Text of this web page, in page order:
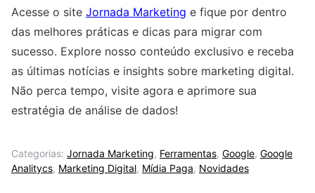
Acesse o site Jornada Marketing e fique por dentro
das melhores práticas e dicas para migrar com
sucesso. Explore nosso conteúdo exclusivo e receba
as últimas notícias e insights sobre marketing digital.
Não perca tempo, visite agora e aprimore sua
estratégia de análise de dados!
Categorias: Jornada Marketing, Ferramentas, Google, Google
Analitycs, Marketing Digital, Mídia Paga, Novidades